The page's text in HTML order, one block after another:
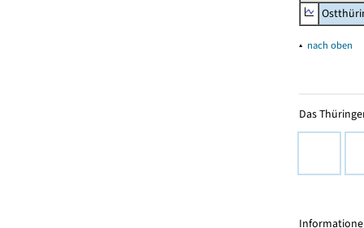
▴ nach oben
Das